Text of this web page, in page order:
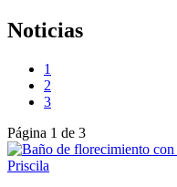
Noticias
1
2
3
Página 1 de 3